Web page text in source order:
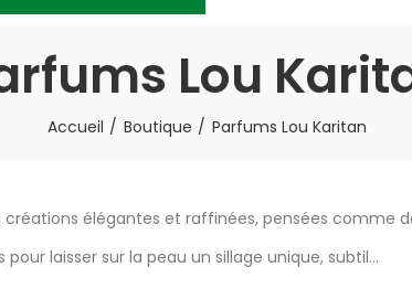
Lou
Accueil Boutique Parfums Lou Karitan
créations élégantes et raffinées, pensées comme
laisser sur la peau un sillage unique, subtil...